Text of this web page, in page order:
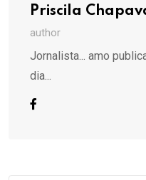
Priscila
author
Jornalista... amo
dia...